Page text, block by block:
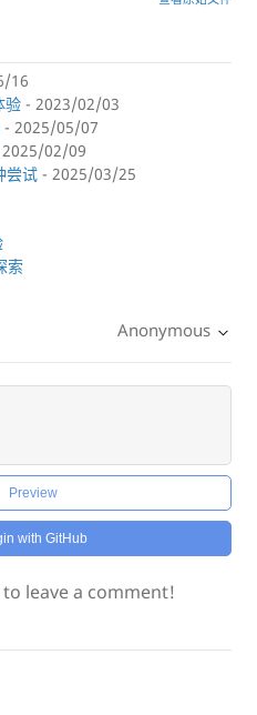
16
验 - 2023/02/03
- 2025/05/07
02/09
尝试 - 2025/03/25
索
Anonymous
Preview
with GitHub
leave a comment!